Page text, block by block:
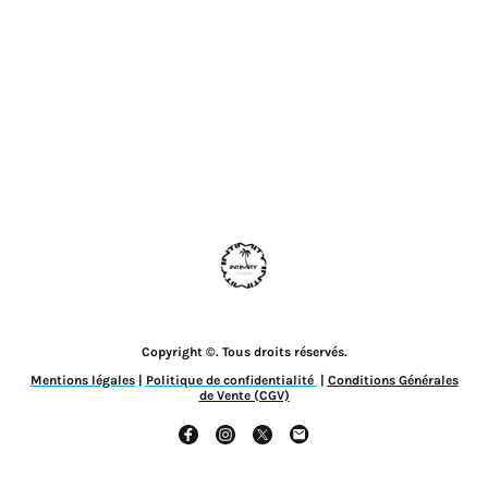
Copyright ©. Tous droits réservés.
Mentions légales| Politique de confidentialité | Conditions Générales
de Vente (CGV)